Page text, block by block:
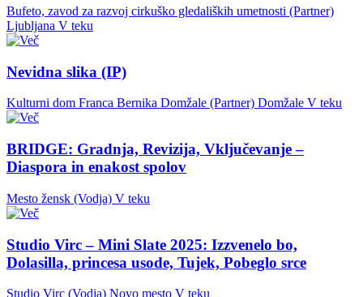
Bufeto, zavod za razvoj cirkuško gledaliških umetnosti (Partner)
Ljubljana V teku
Nevidna slika (IP)
Kulturni dom Franca Bernika Domžale (Partner) Domžale V teku
BRIDGE: Gradnja, Revizija, Vključevanje –
Diaspora in enakost spolov
Mesto žensk (Vodja) V teku
Studio Virc – Mini Slate 2025: Izzvenelo bo,
Dolasilla, princesa usode, Tujek, Pobeglo srce
Studio Virc (Vodja) Novo mesto V teku